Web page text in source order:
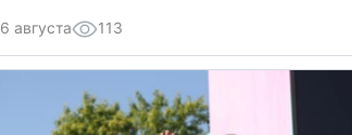
6 августа 113